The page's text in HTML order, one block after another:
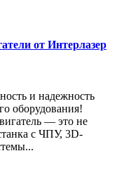
от Интерлазер
и надежность
оборудования!
— это не
с ЧПУ, 3D-